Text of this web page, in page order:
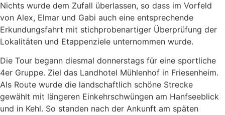
Nichts wurde dem Zufall überlassen, so dass im Vorfeld
von Alex, Elmar und Gabi auch eine entsprechende
Erkundungsfahrt mit stichprobenartiger Überprüfung der
Lokalitäten und Etappenziele unternommen wurde.
Die Tour begann diesmal donnerstags für eine sportliche
4er Gruppe. Ziel das Landhotel Mühlenhof in Friesenheim.
Als Route wurde die landschaftlich schöne Strecke
gewählt mit längeren Einkehrschwüngen am Hanfseeblick
und in Kehl. So standen nach der Ankunft am späten